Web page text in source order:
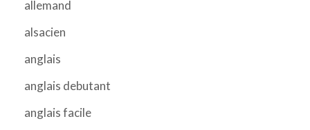
allemand
alsacien
anglais
anglais debutant
anglais facile